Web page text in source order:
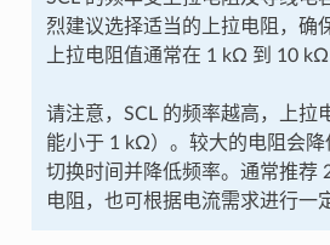
烈建议选择适当的上拉电阻，确
上拉电阻值通常在 1 kΩ 到 10 kΩ
请注意，SCL 的频率越高，上拉
能小于 1 kΩ）。较大的电阻会降
切换时间并降低频率。通常推荐
电阻，也可根据电流需求进行一